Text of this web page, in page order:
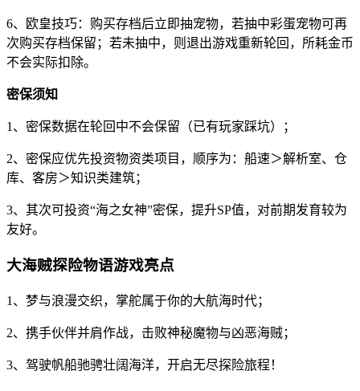
6、欧皇技巧：购买存档后立即抽宠物，若抽中彩蛋宠物可再
次购买存档保留；若未抽中，则退出游戏重新轮回，所耗金币
不会实际扣除。
密保须知
1、密保数据在轮回中不会保留（已有玩家踩坑）；
2、密保应优先投资物资类项目，顺序为：船速＞解析室、仓
库、客房＞知识类建筑；
3、其次可投资“海之女神”密保，提升SP值，对前期发育较为
友好。
大海贼探险物语游戏亮点
1、梦与浪漫交织，掌舵属于你的大航海时代；
2、携手伙伴并肩作战，击败神秘魔物与凶恶海贼；
3、驾驶帆船驰骋壮阔海洋，开启无尽探险旅程！